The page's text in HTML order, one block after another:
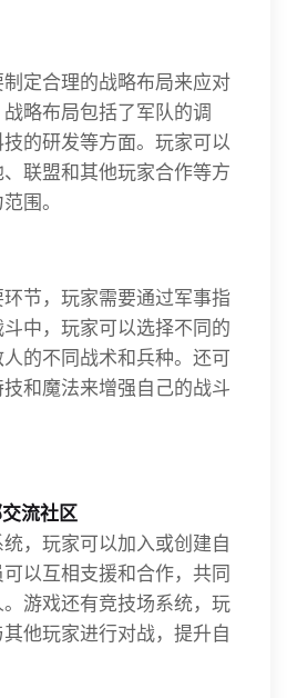
定合理的战略布局来应对
略布局包括了军队的调
的研发等方面。玩家可以
联盟和其他玩家合作等方
围。
节，玩家需要通过军事指
中，玩家可以选择不同的
的不同战术和兵种。还可
和魔法来增强自己的战斗
流社区
，玩家可以加入或创建自
以互相支援和合作，共同
游戏还有竞技场系统，玩
他玩家进行对战，提升自